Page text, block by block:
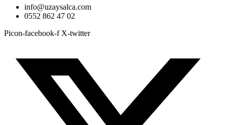
info@uzaysalca.com
0552 862 47 02
Picon-facebook-f X-twitter